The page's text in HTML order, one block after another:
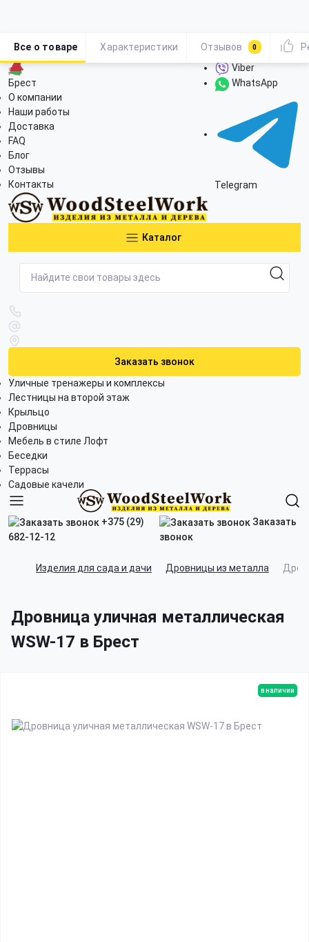
Брест
О компании
Наши работы
Доставка
FAQ
Блог
Отзывы
Контакты
Viber
WhatsApp
Telegram
Каталог
Заказать звонок
Уличные тренажеры и комплексы
Лестницы на второй этаж
Крыльцо
Дровницы
Мебель в стиле Лофт
Беседки
Террасы
Садовые качели
+375 (29)
682-12-12
Заказать
звонок
Изделия для сада и дачи Дровницы из металла
Дровница уличная металлическая
WSW-17 в Брест
Все о товаре Характеристики Отзывов 0
в наличии